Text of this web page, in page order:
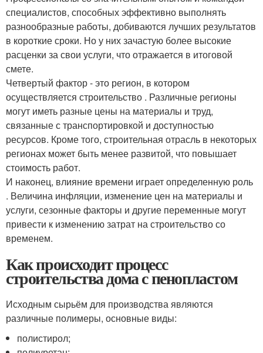
специалистов, способных эффективно выполнять
разнообразные работы, добиваются лучших результатов
в короткие сроки. Но у них зачастую более высокие
расценки за свои услуги, что отражается в итоговой
смете.
Четвертый фактор - это регион, в котором
осуществляется строительство . Различные регионы
могут иметь разные цены на материалы и труд,
связанные с транспортировкой и доступностью
ресурсов. Кроме того, строительная отрасль в некоторых
регионах может быть менее развитой, что повышает
стоимость работ.
И наконец, влияние времени играет определенную роль
. Величина инфляции, изменение цен на материалы и
услуги, сезонные факторы и другие переменные могут
привести к изменению затрат на строительство со
временем.
Как происходит процесс
строительства дома с пенопластом
Исходным сырьём для производства являются
различные полимеры, основные виды:
полистирол;